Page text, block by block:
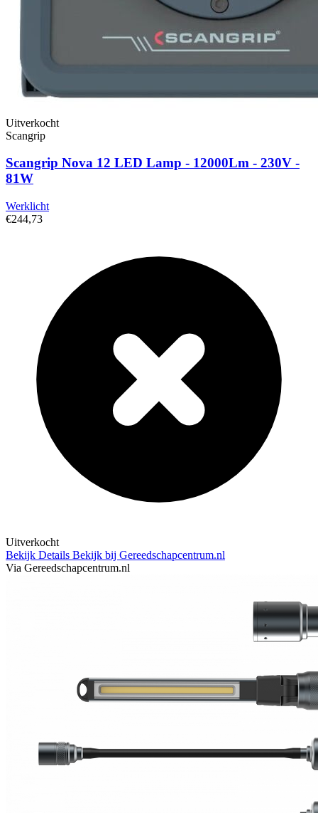
Uitverkocht
Scangrip
Scangrip Nova 12 LED Lamp - 12000Lm - 230V -
81W
Werklicht
€244,73
Uitverkocht
Bekijk Details Bekijk bij Gereedschapcentrum.nl
Via Gereedschapcentrum.nl